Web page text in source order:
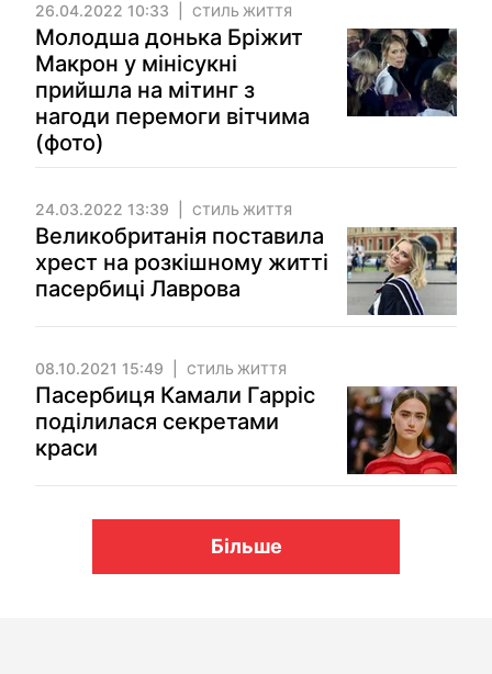
26.04.2022 10:33 СТИЛЬ ЖИТТЯ
Молодша донька Бріжит
Макрон у мінісукні
прийшла на мітинг з
нагоди перемоги вітчима
(фото)
24.03.2022 13:39 СТИЛЬ ЖИТТЯ
Великобританія поставила
хрест на розкішному житті
пасербиці Лаврова
08.10.2021 15:49 СТИЛЬ ЖИТТЯ
Пасербиця Камали Гарріс
поділилася секретами
краси
Більше